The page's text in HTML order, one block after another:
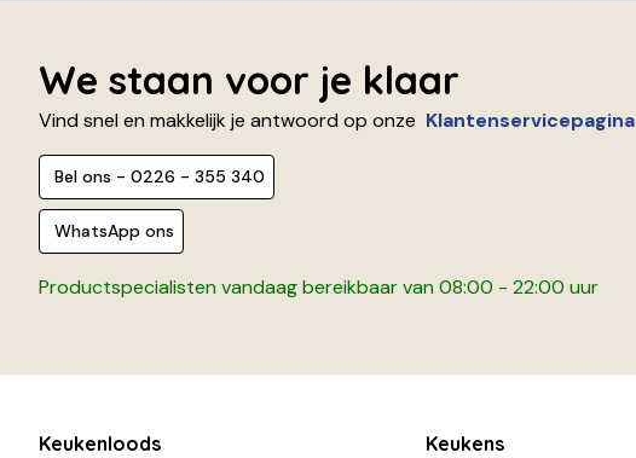
We staan voor je klaar
Vind snel en makkelijk je antwoord op onze Klantenservicepagina
Bel ons - 0226 - 355 340
WhatsApp ons
Productspecialisten vandaag bereikbaar van 08:00 - 22:00 uur
Keukenloods Keukens